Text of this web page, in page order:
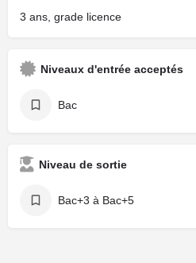
3 ans, grade licence
Niveaux d'entrée acceptés
Bac
Niveau de sortie
Bac+3 à Bac+5